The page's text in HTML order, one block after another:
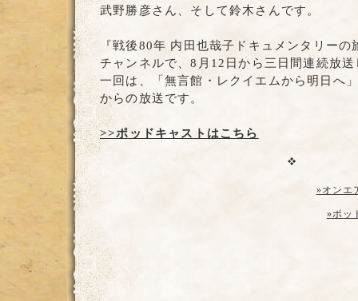
武野勝彦さん、そして鈴木さんです。
『戦後80年 内田也哉子ドキュメンタリー
チャンネルで、8月12日から三日間連続放
一回は、「無言館・レクイエムから明日へ
からの放送です。
>>ポッドキャストはこちら
»オンエ
»ポッ